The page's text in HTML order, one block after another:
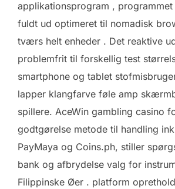
applikationsprogram ,
fuldt ud optimeret til nomadisk
tværs helt enheder . Det reaktive
problemfrit til forskellig test
smartphone og tablet
lapper klangfarve føle amp
spillere. AceWin gambling casino
godtgørelse metode til handling
PayMaya og Coins.ph, stiller
bank og afbrydelse valg for
Filippinske Øer . platform